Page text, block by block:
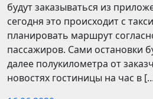
будут заказываться из
сегодня это происходит с
планировать маршрут
пассажиров. Сами остановки
далее полукилометра от
новостях гостиницы на час в